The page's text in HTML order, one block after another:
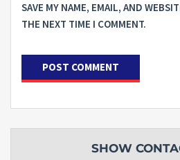
SAVE MY NAME, EMAIL, AND
THE NEXT TIME I COMMENT.
SHOW